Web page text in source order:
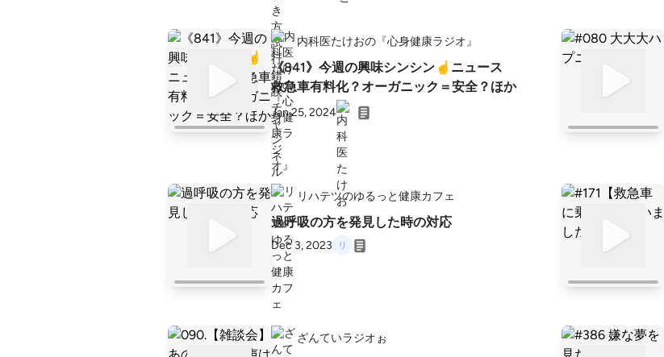
内科医たけおの『心身健康ラジオ』
《841》今週の興味シンシン☝️ニュース
救急車有料化？オーガニック＝安全？ほか
Jan 25, 2024
リハテツのゆるっと健康カフェ
過呼吸の方を発見した時の対応
Dec 3, 2023
ざんていラジオぉ